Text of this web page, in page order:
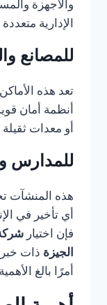
والأجهزة
الإدارية
للمصانع
تعد هذه
أنظمة أمان
أو معدات
للمدارس
هذه المنشآت
أي تأخير في
فإن اختيار
الجيزة ذات
أمرًا بالغ